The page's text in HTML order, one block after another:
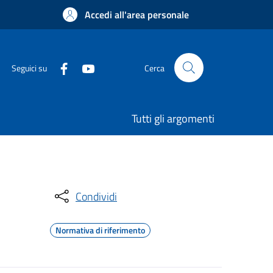
Accedi all'area personale
Seguici su Cerca
Tutti gli argomenti
Condividi
Normativa di riferimento